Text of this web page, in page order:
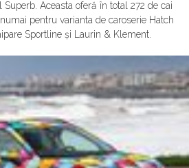
Aceasta oferă în total 272 de cai
pentru varianta de caroserie Hatch
Sportline și Laurin & Klement.